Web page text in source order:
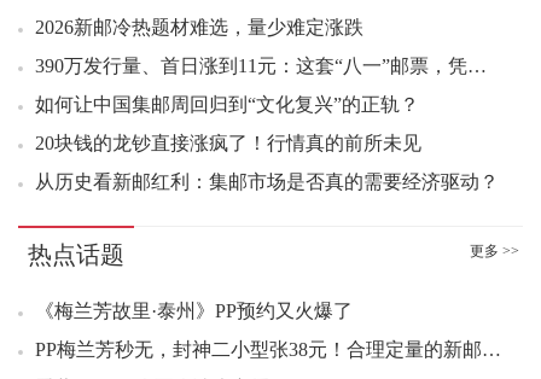
2026新邮冷热题材难选，量少难定涨跌
390万发行量、首日涨到11元：这套“八一”邮票，凭什么成了2026年最大的黑马？
如何让中国集邮周回归到“文化复兴”的正轨？
20块钱的龙钞直接涨疯了！行情真的前所未见
从历史看新邮红利：集邮市场是否真的需要经济驱动？
热点话题 更多 >>
《梅兰芳故里·泰州》PP预约又火爆了
PP梅兰芳秒无，封神二小型张38元！合理定量的新邮，今年好题材优势凸显